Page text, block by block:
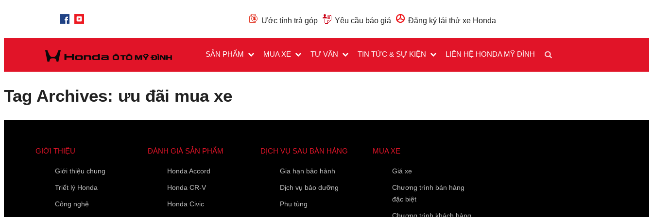
Ước tính trả góp Yêu cầu báo giá Đăng ký lái thử xe Honda
SẢN PHẨM MUA XE TƯ VẤN TIN TỨC & SỰ KIỆN LIÊN HỆ HONDA MỸ ĐÌNH
Tag Archives: ưu đãi mua xe
GIỚI THIỆU
Giới thiệu chung
Triết lý Honda
Công nghệ
ĐÁNH GIÁ SẢN PHẨM
Honda Accord
Honda CR-V
Honda Civic
DỊCH VỤ SAU BÁN HÀNG
Gia hạn bảo hành
Dịch vụ bảo dưỡng
Phụ tùng
MUA XE
Giá xe
Chương trình bán hàng
đặc biệt
Các trường được đánh dấu *là bắt buộc